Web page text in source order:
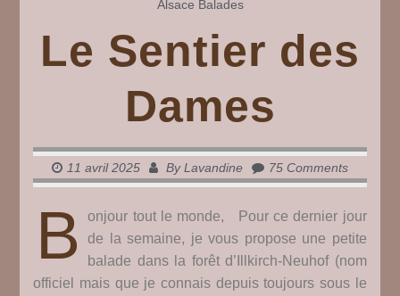
Alsace Balades
Le Sentier des
Dames
11 avril 2025 ByLavandine 75 Comments
B
onjour tout le monde, Pour ce dernier jour
de la semaine, je vous propose une petite
balade dans la forêt d’Illkirch-Neuhof (nom
officiel mais que je connais depuis toujours sous le